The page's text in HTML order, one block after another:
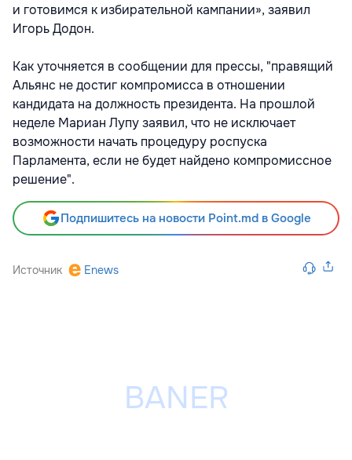
и готовимся к избирательной кампании», заявил
Игорь Додон.
Как уточняется в сообщении для прессы, "правящий
Альянс не достиг компромисса в отношении
кандидата на должность президента. На прошлой
неделе Мариан Лупу заявил, что не исключает
возможности начать процедуру роспуска
Парламента, если не будет найдено компромиссное
решение".
Подпишитесь на новости Point.md в Google
Источник Enews